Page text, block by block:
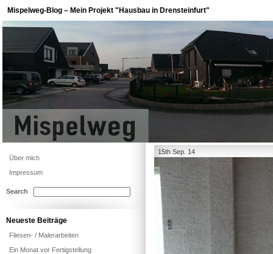
Mispelweg-Blog – Mein Projekt "Hausbau in Drensteinfurt"
15th Sep. 14
Über mich
Impressum
Search
Neueste Beiträge
Fliesen- / Malerarbeiten
Ein Monat vor Fertigstellung